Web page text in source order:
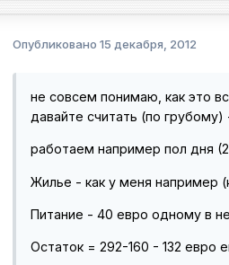
Опубликовано 15 декабря, 2012
не совсем понимаю, как это
давайте считать (по
работаем например пол дня
Жилье - как у меня например
Питание - 40 евро одному в
Остаток = 292-160 - 132 евро